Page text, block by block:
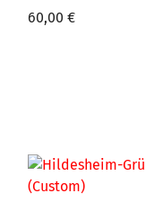
60,00 €